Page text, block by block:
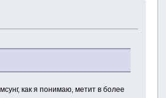
как я понимаю, метит в более